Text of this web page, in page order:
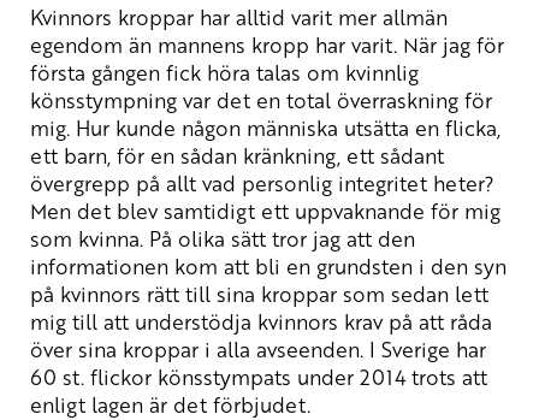
Kvinnors kroppar har alltid varit mer allmän
egendom än mannens kropp har varit. När jag för
första gången fick höra talas om kvinnlig
könsstympning var det en total överraskning för
mig. Hur kunde någon människa utsätta en flicka,
ett barn, för en sådan kränkning, ett sådant
övergrepp på allt vad personlig integritet heter?
Men det blev samtidigt ett uppvaknande för mig
som kvinna. På olika sätt tror jag att den
informationen kom att bli en grundsten i den syn
på kvinnors rätt till sina kroppar som sedan lett
mig till att understödja kvinnors krav på att råda
över sina kroppar i alla avseenden. I Sverige har
60 st. flickor könsstympats under 2014 trots att
enligt lagen är det förbjudet.